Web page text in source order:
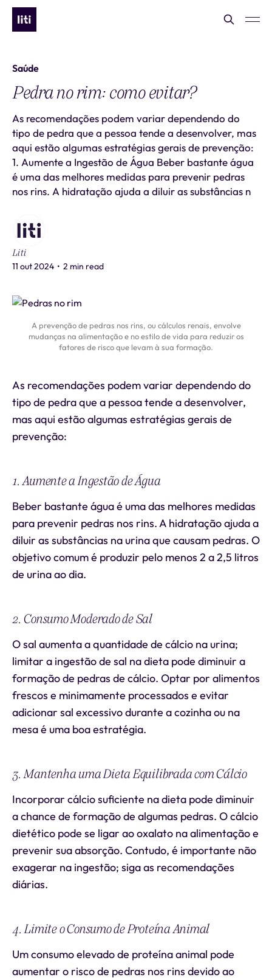
Saúde
Pedra no rim: como evitar?
As recomendações podem variar dependendo do
tipo de pedra que a pessoa tende a desenvolver, mas
aqui estão algumas estratégias gerais de prevenção:
1. Aumente a Ingestão de Água Beber bastante água
é uma das melhores medidas para prevenir pedras
nos rins. A hidratação ajuda a diluir as substâncias n
Liti
11 out 2024 • 2 min read
A prevenção de pedras nos rins, ou cálculos renais, envolve
mudanças na alimentação e no estilo de vida para reduzir os
fatores de risco que levam à sua formação.
As recomendações podem variar dependendo do
tipo de pedra que a pessoa tende a desenvolver,
mas aqui estão algumas estratégias gerais de
prevenção:
1. Aumente a Ingestão de Água
Beber bastante água é uma das melhores medidas
para prevenir pedras nos rins. A hidratação ajuda a
diluir as substâncias na urina que causam pedras. O
objetivo comum é produzir pelo menos 2 a 2,5 litros
de urina ao dia.
2. Consumo Moderado de Sal
O sal aumenta a quantidade de cálcio na urina;
limitar a ingestão de sal na dieta pode diminuir a
formação de pedras de cálcio. Optar por alimentos
frescos e minimamente processados e evitar
adicionar sal excessivo durante a cozinha ou na
mesa é uma boa estratégia.
3. Mantenha uma Dieta Equilibrada com Cálcio
Incorporar cálcio suficiente na dieta pode diminuir
a chance de formação de algumas pedras. O cálcio
dietético pode se ligar ao oxalato na alimentação e
prevenir sua absorção. Contudo, é importante não
exagerar na ingestão; siga as recomendações
diárias.
4. Limite o Consumo de Proteína Animal
Um consumo elevado de proteína animal pode
aumentar o risco de pedras nos rins devido ao